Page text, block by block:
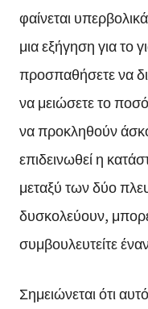
φαίνεται
μια εξήγηση για το
προσπαθήσετε να
να μειώσετε το
να προκληθούν
επιδεινωθεί η
μεταξύ των δύο
δυσκολεύουν,
συμβουλευτείτε
Σημειώνεται ότι